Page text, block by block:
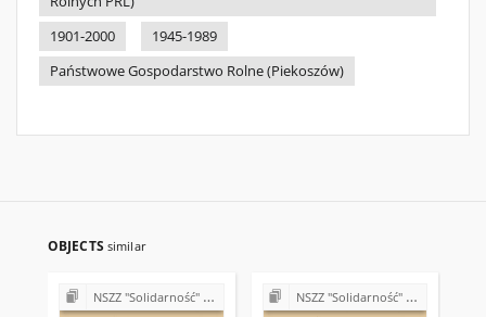
1901-2000
1945-1989
Państwowe Gospodarstwo Rolne (Piekoszów)
OBJECTS similar
NSZZ "Solidarność" w Państwowym Gospodarstwie Ogrodniczym w Piekoszowie NSZZ "Solidarność" w Państwowym Gospodarstwie Ogrodniczym w Piekoszowie